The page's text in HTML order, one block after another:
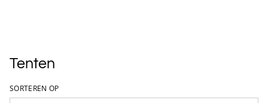
Tenten
SORTEREN OP